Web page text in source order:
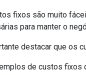
fixos são muito
para manter o
destacar que os
de custos fixos